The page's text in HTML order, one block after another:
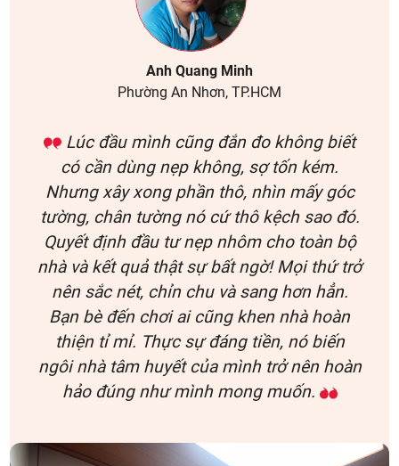
Anh Quang Minh
Phường An Nhơn, TP.HCM
Lúc đầu mình cũng đắn đo không biết
có cần dùng nẹp không, sợ tốn kém.
Nhưng xây xong phần thô, nhìn mấy góc
tường, chân tường nó cứ thô kệch sao đó.
Quyết định đầu tư nẹp nhôm cho toàn bộ
nhà và kết quả thật sự bất ngờ! Mọi thứ trở
nên sắc nét, chỉn chu và sang hơn hẳn.
Bạn bè đến chơi ai cũng khen nhà hoàn
thiện tỉ mỉ. Thực sự đáng tiền, nó biến
ngôi nhà tâm huyết của mình trở nên hoàn
hảo đúng như mình mong muốn.